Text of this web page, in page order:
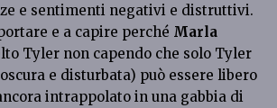
e sentimenti negativi e distruttivi.
e a capire perché Marla
Tyler non capendo che solo Tyler
e disturbata) può essere libero
intrappolato in una gabbia di